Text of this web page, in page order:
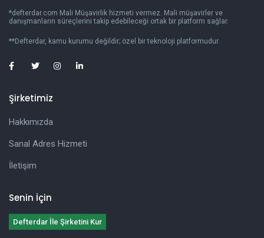
*defterdar.com Mali Müşavirlik hizmeti vermez. Mali müşavirler ve
danışmanların süreçlerini takip edebileceği ortak bir platform sağlar.
**Defterdar, kamu kurumu değildir; özel bir teknoloji platformudur.
Şirketimiz
Hakkımızda
Sanal Adres Hizmeti
İletişim
Senin İçin
Defterdar İle Şirketini Kur